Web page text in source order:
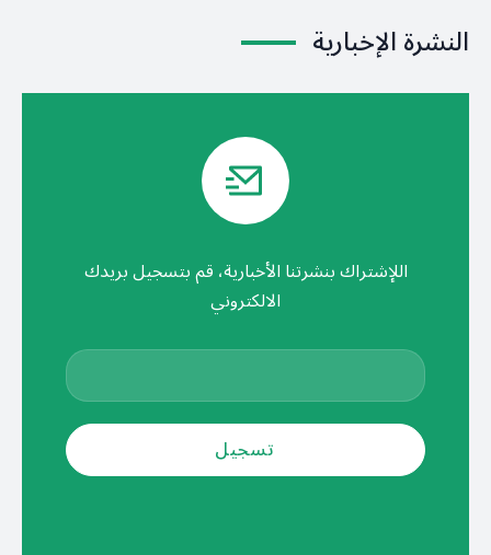
النشرة الإخبارية
اللإشتراك بنشرتنا الأخبارية، قم بتسجيل بريدك
الالكتروني